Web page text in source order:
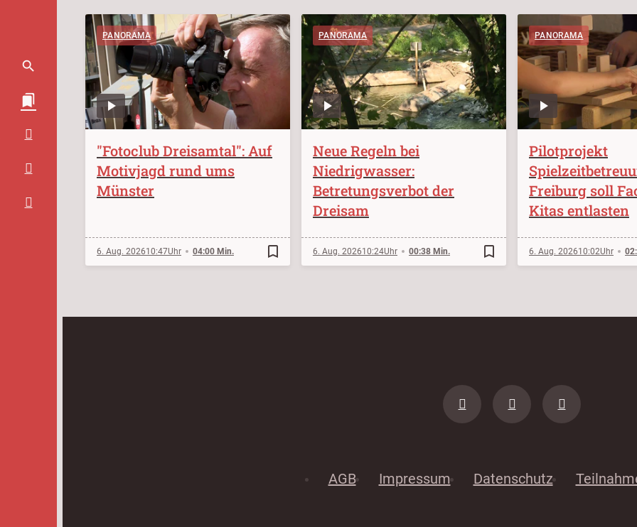
PANORAMA
"Fotoclub Dreisamtal": Auf
Motivjagd rund ums
Münster
6. Aug. 202610:47 04:00 Min. bookmark_border
PANORAMA
Neue Regeln bei
Niedrigwasser:
Betretungsverbot der
Dreisam
6. Aug. 202610:24 00:38 Min. bookmark_border
PANORAMA
Pilotprojekt
Freiburg soll
Kitas entlasten
6. Aug. 202610:02
AGB Impressum Datenschutz